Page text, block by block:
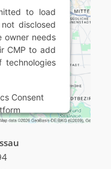
to load
disclosed
owner needs
CMP to add
Consent